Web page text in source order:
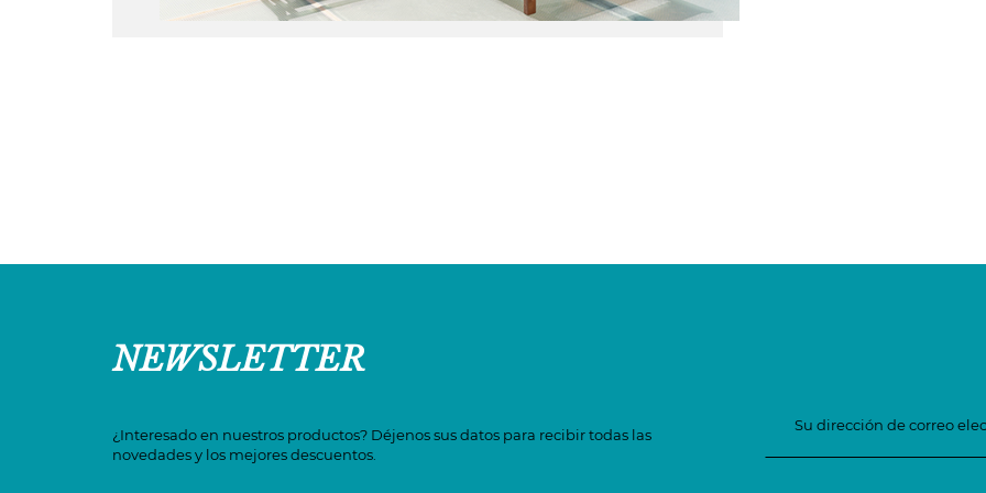
NEWSLETTER
¿Interesado en nuestros productos? Déjenos sus datos para recibir todas las
novedades y los mejores descuentos.